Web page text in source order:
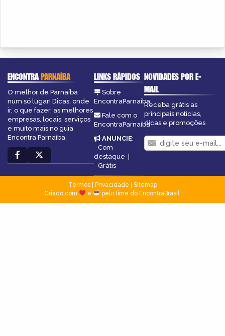
ENCONTRAPARNAÍBA
O melhor de Parnaíba
num só lugar! Dicas, onde
ir, o que fazer, as melhores
empresas, locais, serviços
e muito mais no guia
Encontra Parnaíba.
LINKS RÁPIDOS
Sobre
EncontraParnaíba
Fale com o
EncontraParnaíba
ANUNCIE:
Com
destaque |
Grátis
NOVIDADES POR E-
MAIL
Receba grátis as
principais notícias,
dicas e promoções
Termos| Privacidade
Sitemap
Criado com
e pelo time do EncontraBrasil